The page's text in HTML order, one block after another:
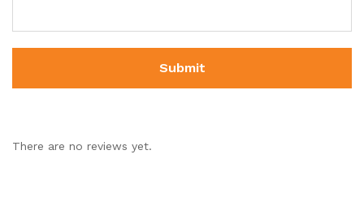
There are no reviews yet.